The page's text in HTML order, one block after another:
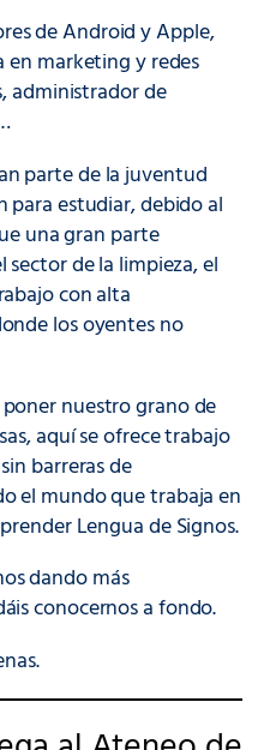
de Android y Apple,
en marketing y redes
administrador de
parte de la juventud
estudiar, debido al
una gran parte
de la limpieza, el
con alta
los oyentes no
nuestro grano de
aquí se ofrece trabajo
barreras de
el mundo que trabaja en
Lengua de Signos.
dando más
conocernos a fondo.